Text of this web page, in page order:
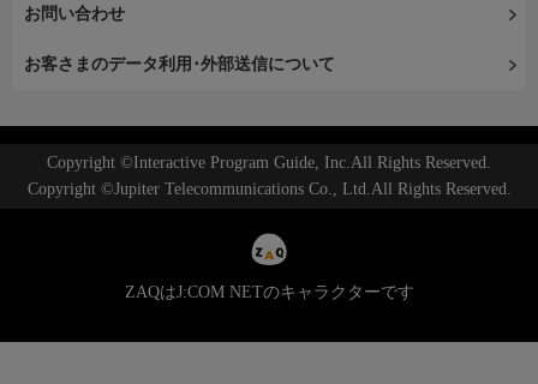
お問い合わせ
お客さまのデータ利用･外部送信について
Copyright ©Interactive Program Guide, Inc.All Rights Reserved.
Copyright ©Jupiter Telecommunications Co., Ltd.All Rights Reserved.
ZAQはJ:COM NETのキャラクターです